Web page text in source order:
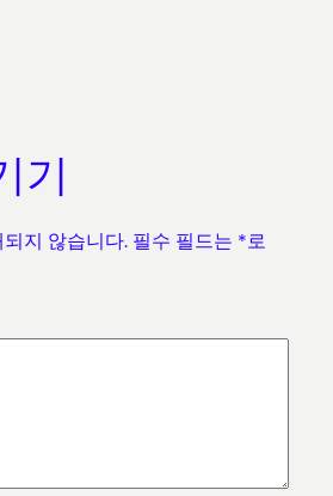
기
지 않습니다. 필수 필드는 *로